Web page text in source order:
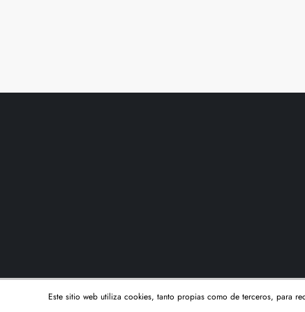
i
Este sitio web utiliza cookies, tanto propias como de terceros, para